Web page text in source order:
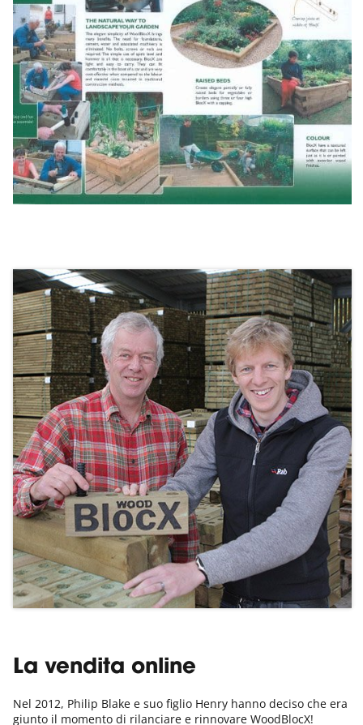
La vendita online
Nel 2012, Philip Blake e suo figlio Henry hanno deciso che era
giunto il momento di rilanciare e rinnovare WoodBlocX!